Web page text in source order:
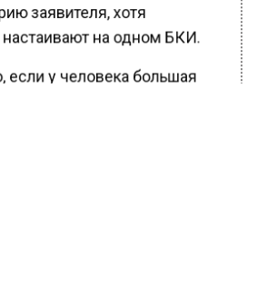
заявителя, хотя
на одном БКИ.
если у человека большая